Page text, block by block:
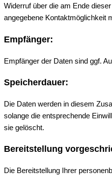
Widerruf über die am Ende
angegebene Kontaktmöglichkeit
Empfänger:
Empfänger der Daten sind ggf.
Speicherdauer:
Die Daten werden in diesem
solange die entsprechende
sie gelöscht.
Bereitstellung
Die Bereitstellung Ihrer